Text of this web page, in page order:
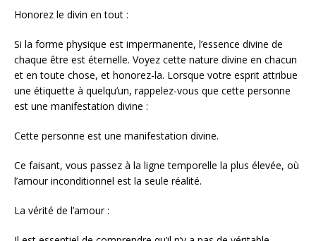
Honorez le divin en tout :
Si la forme physique est impermanente, l’essence divine de
chaque être est éternelle. Voyez cette nature divine en chacun
et en toute chose, et honorez-la. Lorsque votre esprit attribue
une étiquette à quelqu’un, rappelez-vous que cette personne
est une manifestation divine :
Cette personne est une manifestation divine.
Ce faisant, vous passez à la ligne temporelle la plus élevée, où
l’amour inconditionnel est la seule réalité.
La vérité de l’amour :